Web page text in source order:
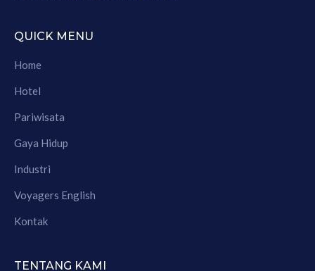
QUICK MENU
Home
Hotel
Pariwisata
Gaya Hidup
Industri
Voyagers English
Kontak
TENTANG KAMI